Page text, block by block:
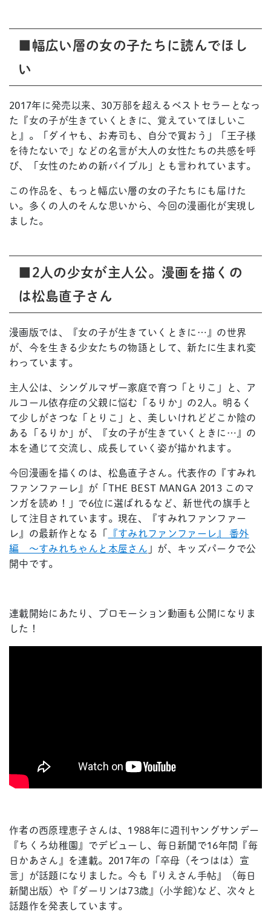
■幅広い層の女の子たちに読んでほし
い
2017年に発売以来、30万部を超えるベストセラーとなっ
た『女の子が生きていくときに、覚えていてほしいこ
と』。「ダイヤも、お寿司も、自分で買おう」「王子様
を待たないで」などの名言が大人の女性たちの共感を呼
び、「女性のための新バイブル」とも言われています。
この作品を、もっと幅広い層の女の子たちにも届けた
い。多くの人のそんな思いから、今回の漫画化が実現し
ました。
■2人の少女が主人公。漫画を描くの
は松島直子さん
漫画版では、『女の子が生きていくときに…』の世界
が、今を生きる少女たちの物語として、新たに生まれ変
わっています。
主人公は、シングルマザー家庭で育つ「とりこ」と、ア
ルコール依存症の父親に悩む「るりか」の2人。明るく
て少しがさつな「とりこ」と、美しいけれどどこか陰の
ある「るりか」が、『女の子が生きていくときに…』の
本を通じて交流し、成長していく姿が描かれます。
今回漫画を描くのは、松島直子さん。代表作の『すみれ
ファンファーレ』が「THE BEST MANGA 2013 このマ
ンガを読め！」で6位に選ばれるなど、新世代の旗手と
して注目されています。現在、『すみれファンファー
レ』の最新作となる「
『すみれファンファーレ』 番外
編 ～すみれちゃんと本屋さん 」が、キッズパークで公
開中です。
連載開始にあたり、プロモーション動画も公開になりま
した！
作者の西原理恵子さんは、1988年に週刊ヤングサンデー
『ちくろ幼稚園』でデビューし、毎日新聞で16年間『毎
日かあさん』を連載。2017年の「卒母（そつはは）宣
言」が話題になりました。今も『りえさん手帖』（毎日
新聞出版）や『ダーリンは73歳』(小学館)など、次々と
話題作を発表しています。